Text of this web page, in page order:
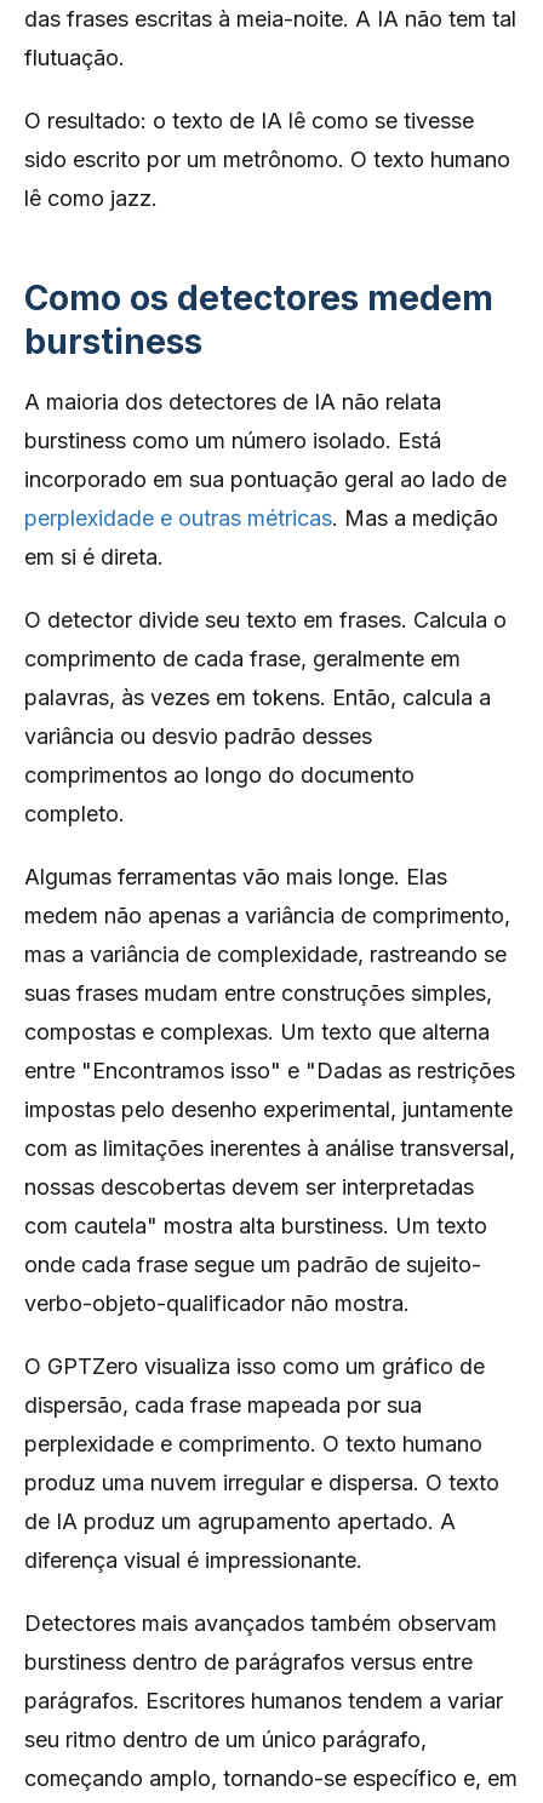
das frases escritas à meia-noite. A IA não tem tal
flutuação.
O resultado: o texto de IA lê como se tivesse
sido escrito por um metrônomo. O texto humano
lê como jazz.
Como os detectores medem
burstiness
A maioria dos detectores de IA não relata
burstiness como um número isolado. Está
incorporado em sua pontuação geral ao lado de
perplexidade e outras métricas. Mas a medição
em si é direta.
O detector divide seu texto em frases. Calcula o
comprimento de cada frase, geralmente em
palavras, às vezes em tokens. Então, calcula a
variância ou desvio padrão desses
comprimentos ao longo do documento
completo.
Algumas ferramentas vão mais longe. Elas
medem não apenas a variância de comprimento,
mas a variância de complexidade, rastreando se
suas frases mudam entre construções simples,
compostas e complexas. Um texto que alterna
entre "Encontramos isso" e "Dadas as restrições
impostas pelo desenho experimental, juntamente
com as limitações inerentes à análise transversal,
nossas descobertas devem ser interpretadas
com cautela" mostra alta burstiness. Um texto
onde cada frase segue um padrão de sujeito-
verbo-objeto-qualificador não mostra.
O GPTZero visualiza isso como um gráfico de
dispersão, cada frase mapeada por sua
perplexidade e comprimento. O texto humano
produz uma nuvem irregular e dispersa. O texto
de IA produz um agrupamento apertado. A
diferença visual é impressionante.
Detectores mais avançados também observam
burstiness dentro de parágrafos versus entre
parágrafos. Escritores humanos tendem a variar
seu ritmo dentro de um único parágrafo,
começando amplo, tornando-se específico e, em